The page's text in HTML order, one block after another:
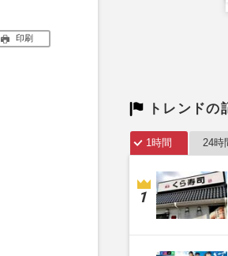
印刷
トレンドの
1時間 24時